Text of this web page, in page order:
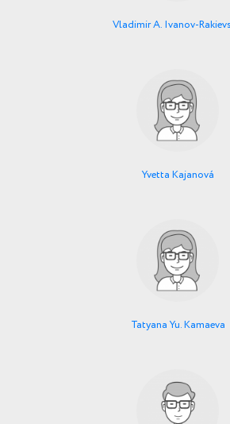
Vladimir A. Ivanov-
Yvetta Kajanová
Tatyana Yu. Kamaeva